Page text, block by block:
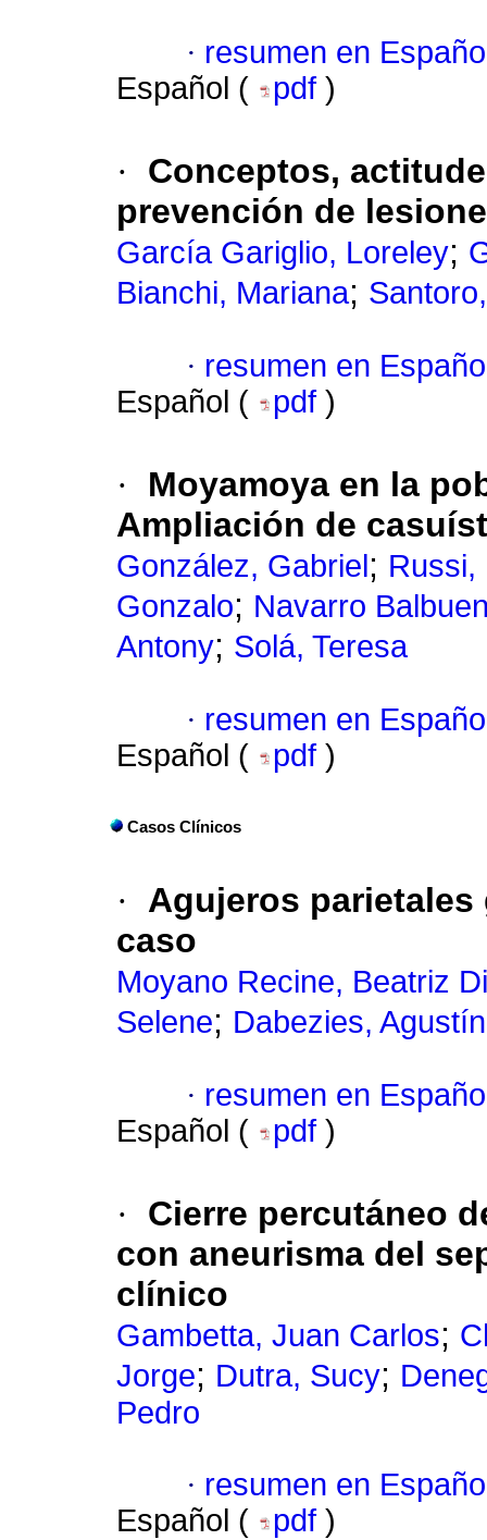
· resumen en
Español (
pdf )
·
Conceptos,
prevención de
García Gariglio, Loreley;
Bianchi, Mariana;
· resumen en
Español (
pdf )
·
Moyamoya en la
Ampliación de
González, Gabriel ; Russi,
Gonzalo; Navarro
Antony; Solá, Teresa
· resumen en
Español (
pdf )
Casos Clínicos
·
Agujeros
caso
Moyano Recine, Beatriz
Selene; Dabezies, Agustín
· resumen en
Español (
pdf )
·
Cierre percutáneo
con aneurisma del
clínico
Gambetta, Juan Carlos;
Jorge; Dutra, Sucy;
Pedro
· resumen en
Español (
pdf )